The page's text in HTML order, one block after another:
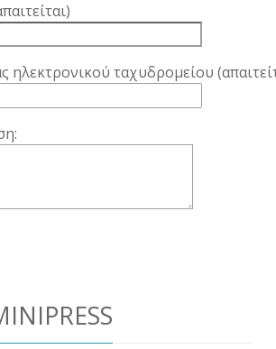
ηλεκτρονικού ταχυδρομείου